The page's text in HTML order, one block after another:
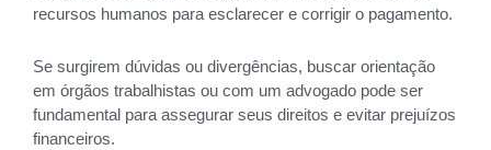
recursos humanos para esclarecer e corrigir o pagamento.
Se surgirem dúvidas ou divergências, buscar orientação
em órgãos trabalhistas ou com um advogado pode ser
fundamental para assegurar seus direitos e evitar prejuízos
financeiros.